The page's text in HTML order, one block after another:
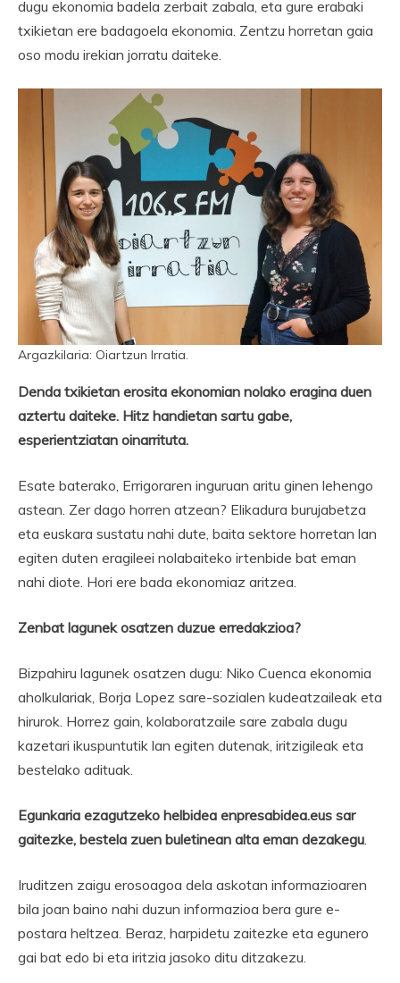
dugu ekonomia badela zerbait zabala, eta gure erabaki
txikietan ere badagoela ekonomia. Zentzu horretan gaia
oso modu irekian jorratu daiteke.
Argazkilaria: Oiartzun Irratia.
Denda txikietan erosita ekonomian nolako eragina duen
aztertu daiteke. Hitz handietan sartu gabe,
esperientziatan oinarrituta.
Esate baterako, Errigoraren inguruan aritu ginen lehengo
astean. Zer dago horren atzean? Elikadura burujabetza
eta euskara sustatu nahi dute, baita sektore horretan lan
egiten duten eragileei nolabaiteko irtenbide bat eman
nahi diote. Hori ere bada ekonomiaz aritzea.
Zenbat lagunek osatzen duzue erredakzioa?
Bizpahiru lagunek osatzen dugu: Niko Cuenca ekonomia
aholkulariak, Borja Lopez sare-sozialen kudeatzaileak eta
hirurok. Horrez gain, kolaboratzaile sare zabala dugu
kazetari ikuspuntutik lan egiten dutenak, iritzigileak eta
bestelako adituak.
Egunkaria ezagutzeko helbidea enpresabidea.eus sar
gaitezke, bestela zuen buletinean alta eman dezakegu
Iruditzen zaigu erosoagoa dela askotan informazioaren
bila joan baino nahi duzun informazioa bera gure e-
postara heltzea. Beraz, harpidetu zaitezke eta egunero
gai bat edo bi eta iritzia jasoko ditu ditzakezu.